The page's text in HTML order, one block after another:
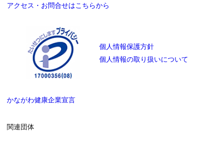
アクセス・お問合せはこちらから
個人情報保護方針
個人情報の取り扱いについて
かながわ健康企業宣言
関連団体